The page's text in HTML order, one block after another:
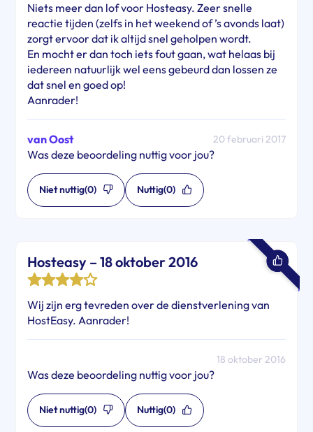
Niets meer dan lof voor Hosteasy. Zeer snelle
reactie tijden (zelfs in het weekend of ’s avonds laat)
zorgt ervoor dat ik altijd snel geholpen wordt.
En mocht er dan toch iets fout gaan, wat helaas bij
iedereen natuurlijk wel eens gebeurd dan lossen ze
dat snel en goed op!
Aanrader!
van Oost 20 februari 2017
Was deze beoordeling nuttig voor jou?
Niet nuttig(0) Nuttig(0)
Hosteasy – 18 oktober 2016
Wij zijn erg tevreden over de dienstverlening van
HostEasy. Aanrader!
18 oktober 2016
Was deze beoordeling nuttig voor jou?
Niet nuttig(0) Nuttig(0)